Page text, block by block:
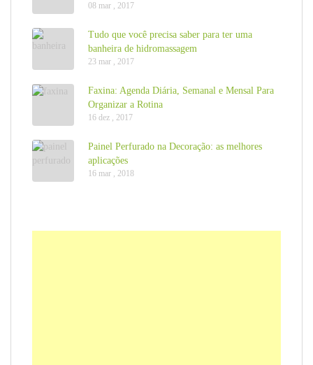
08 mar , 2017
Tudo que você precisa saber para ter uma
banheira de hidromassagem
23 mar , 2017
Faxina: Agenda Diária, Semanal e Mensal Para
Organizar a Rotina
16 dez , 2017
Painel Perfurado na Decoração: as melhores
aplicações
16 mar , 2018